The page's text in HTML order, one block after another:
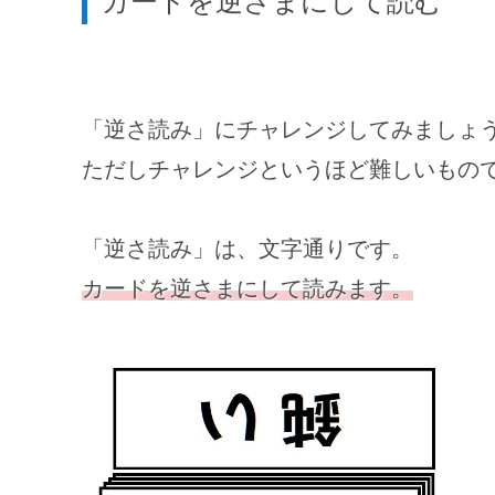
「逆さ読み」にチャレンジしてみましょう
ただしチャレンジというほど難しいもの
「逆さ読み」は、文字通りです。
カードを逆さまにして読みます。